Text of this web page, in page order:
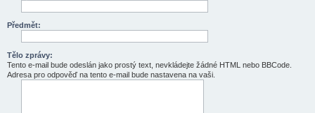
Předmět:
Tělo zprávy:
Tento e-mail bude odeslán jako prostý text, nevkládejte žádné HTML nebo BBCode.
Adresa pro odpověď na tento e-mail bude nastavena na vaši.